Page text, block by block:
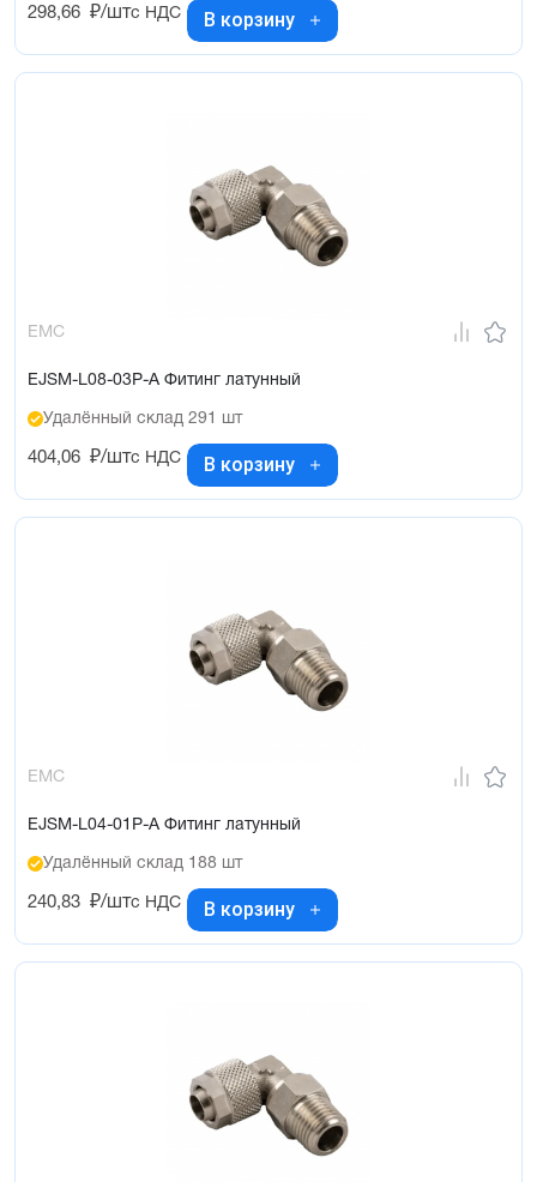
298,66 ₽/штс НДС В корзину
EMC
EJSM-L08-03P-A Фитинг латунный
Удалённый склад 291 шт
404,06 ₽/штс НДС В корзину
EMC
EJSM-L04-01P-A Фитинг латунный
Удалённый склад 188 шт
240,83 ₽/штс НДС В корзину